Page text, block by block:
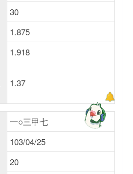
30
1.875
1.918
1.37
一○三甲七
103/04/25
20